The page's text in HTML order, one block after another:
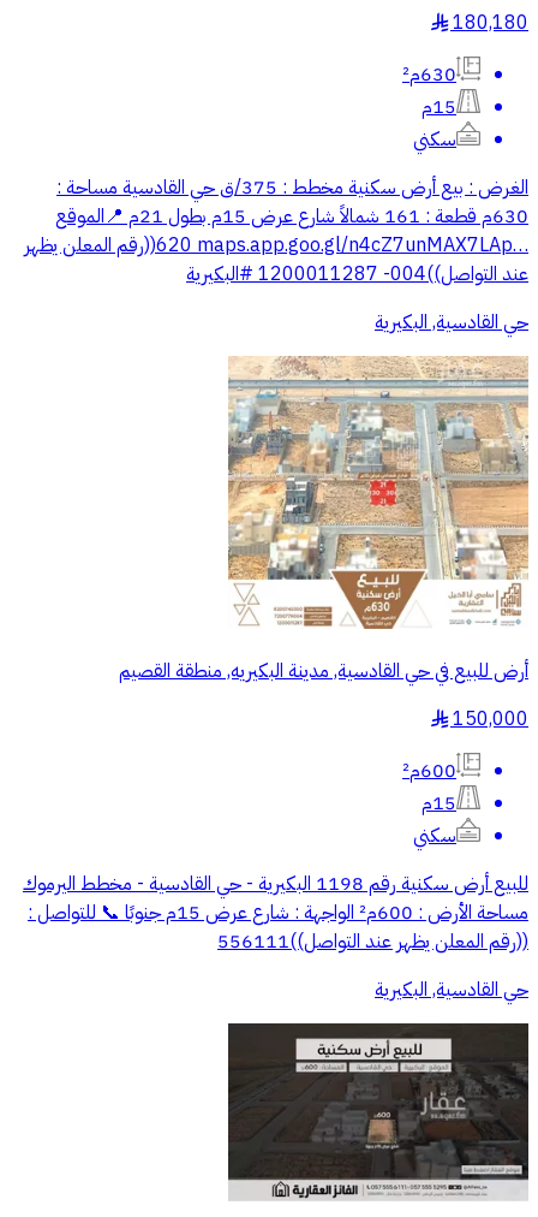
180,180
§
630م²
15م
سكني
الغرض : بيع أرض سكنية ‏مخطط : 375/ق حي القادسية ‏مساحة :
630م ‏قطعة : 161 ‏شمالاً شارع عرض 15م بطول 21م ‏📍الموقع
‏⁦‪maps.app.goo.gl/n4cZ7unMAX7LAp…‬⁩ ‏620((رقم المعلن يظهر
عند التواصل))004- 1200011287 ‏⁧‫#البكيرية‬⁩
حي القادسية, البكيرية
أرض للبيع في حي القادسية, مدينة البكيريه, منطقة القصيم
150,000
§
600م²
15م
سكني
للبيع أرض سكنية رقم 1198 البكيرية - حي القادسية - مخطط اليرموك
مساحة الأرض : 600م² الواجهة : شارع عرض 15م جنوبًا 📞 للتواصل :
((رقم المعلن يظهر عند التواصل))556111
حي القادسية, البكيرية